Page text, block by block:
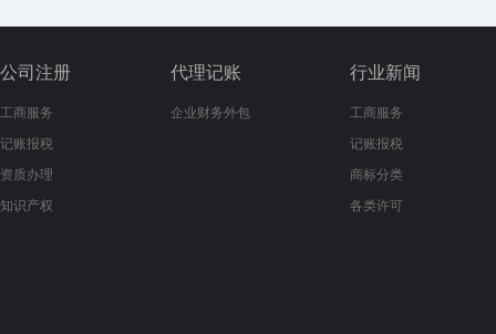
公司注册
工商服务
记账报税
资质办理
知识产权
代理记账
企业财务外包
行业新闻
工商服务
记账报税
商标分类
各类许可